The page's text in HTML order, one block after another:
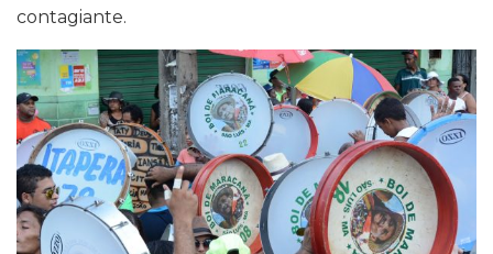
contagiante.